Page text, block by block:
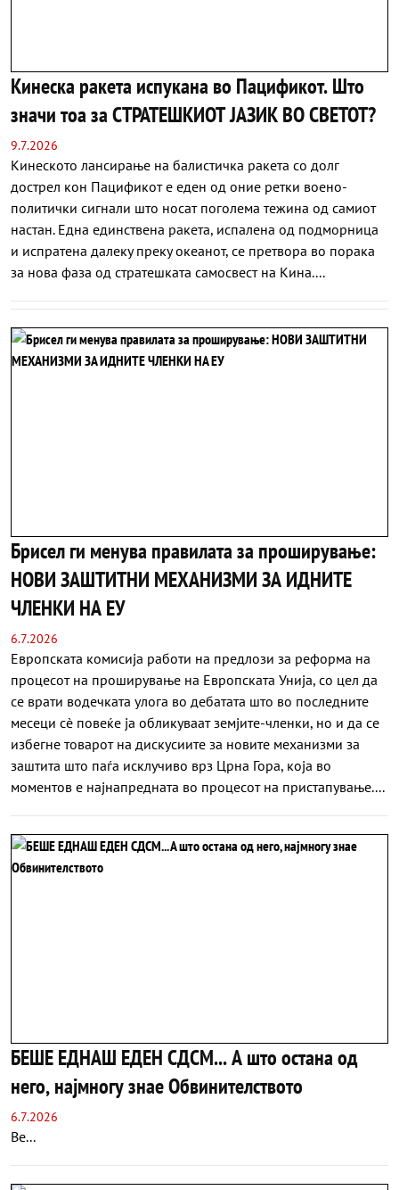
Кинеска ракета испукана во Пацификот. Што
значи тоа за СТРАТЕШКИОТ ЈАЗИК ВО СВЕТОТ?
9.7.2026
Кинеското лансирање на балистичка ракета со долг
дострел кон Пацификот е еден од оние ретки воено-
политички сигнали што носат поголема тежина од самиот
настан. Една единствена ракета, испалена од подморница
и испратена далеку преку океанот, се претвора во порака
за нова фаза од стратешката самосвест на Кина....
Брисел ги менува правилата за проширување:
НОВИ ЗАШТИТНИ МЕХАНИЗМИ ЗА ИДНИТЕ
ЧЛЕНКИ НА ЕУ
6.7.2026
Европската комисија работи на предлози за реформа на
процесот на проширување на Европската Унија, со цел да
се врати водечката улога во дебатата што во последните
месеци сè повеќе ја обликуваат земјите-членки, но и да се
избегне товарот на дискусиите за новите механизми за
заштита што паѓа исклучиво врз Црна Гора, која во
моментов е најнапредната во процесот на пристапување....
БЕШЕ ЕДНАШ ЕДЕН СДСМ... А што остана од
него, најмногу знае Обвинителството
6.7.2026
Be...